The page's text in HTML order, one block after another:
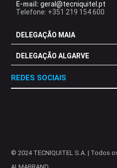
E-mail: geral@tecniquitel.pt
Telefone: +351 219 154 600
DELEGAÇÃO MAIA
DELEGAÇÃO ALGARVE
REDES SOCIAIS
© 2024 TECNIQUITEL S.A. | Todos